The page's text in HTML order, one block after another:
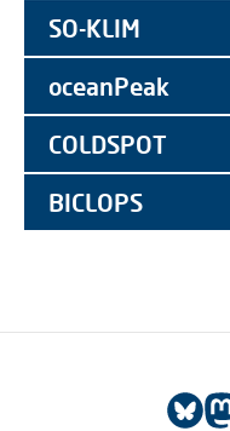
SO-KLIM
oceanPeak
COLDSPOT
BICLOPS